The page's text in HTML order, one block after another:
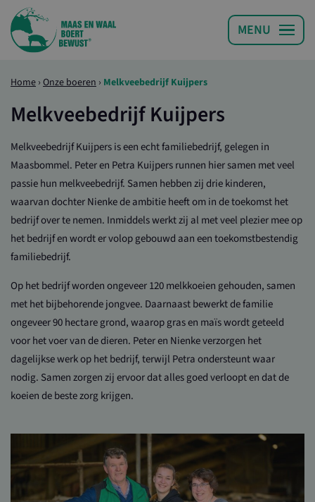
Home › Onze boeren › Melkveebedrijf Kuijpers
Melkveebedrijf Kuijpers
Melkveebedrijf Kuijpers is een echt familiebedrijf, gelegen in
Maasbommel. Peter en Petra Kuijpers runnen hier samen met veel
passie hun melkveebedrijf. Samen hebben zij drie kinderen,
waarvan dochter Nienke de ambitie heeft om in de toekomst het
bedrijf over te nemen. Inmiddels werkt zij al met veel plezier mee op
het bedrijf en wordt er volop gebouwd aan een toekomstbestendig
familiebedrijf.
Op het bedrijf worden ongeveer 120 melkkoeien gehouden, samen
met het bijbehorende jongvee. Daarnaast bewerkt de familie
ongeveer 90 hectare grond, waarop gras en maïs wordt geteeld
voor het voer van de dieren. Peter en Nienke verzorgen het
dagelijkse werk op het bedrijf, terwijl Petra ondersteunt waar
nodig. Samen zorgen zij ervoor dat alles goed verloopt en dat de
koeien de beste zorg krijgen.